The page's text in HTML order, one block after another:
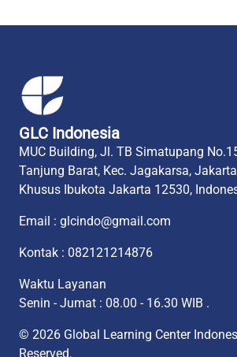
GLC Indonesia
MUC Building, Jl. TB Simatupang
Tanjung Barat, Kec. Jagakarsa,
Khusus Ibukota Jakarta 12530,
Email : glcindo@gmail.com
Kontak : 082121214876
Waktu Layanan
Senin - Jumat : 08.00 - 16.30 WIB .
© 2026 Global Learning Center
Reserved.